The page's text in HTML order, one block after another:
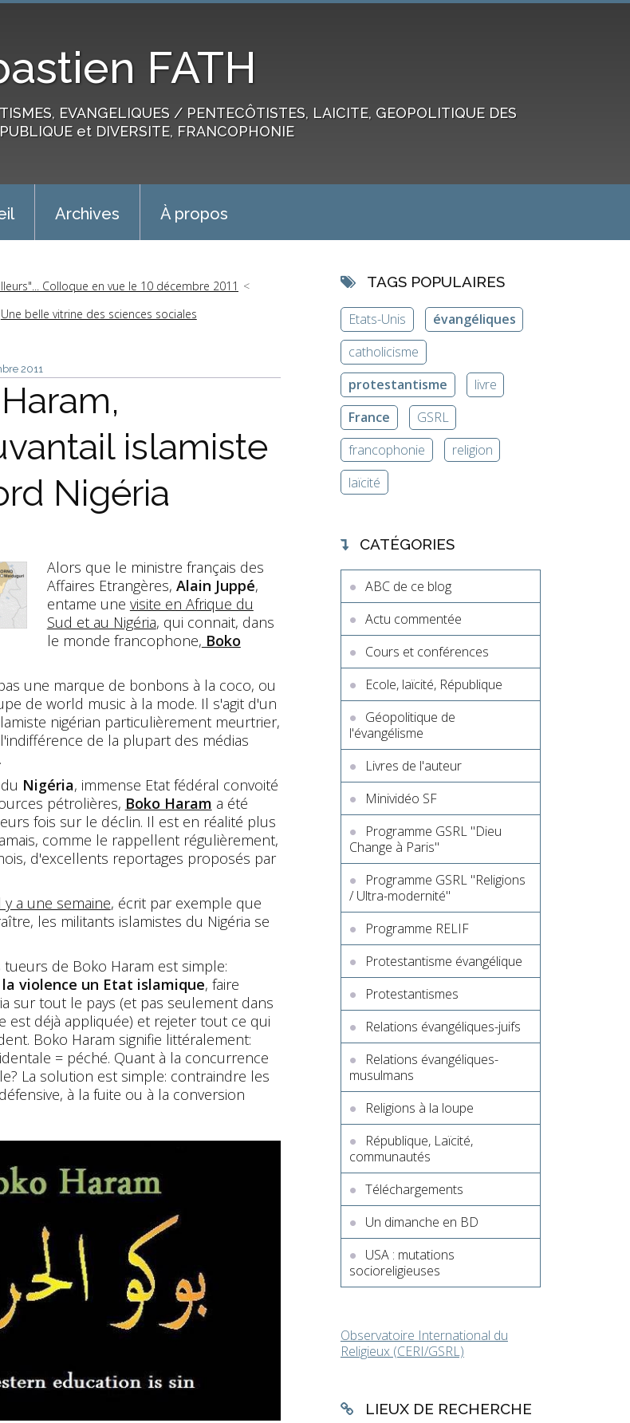
FATH
EVANGELIQUES / PENTECÔTISTES, LAICITE, GEOPOLITIQUE DES
et DIVERSITE, FRANCOPHONIE
Archives À propos
Colloque en vue le 10 décembre 2011
Une belle vitrine des sciences sociales
2011
islamiste
Nigéria
Alors que le ministre français des
Affaires Etrangères, Alain Juppé,
entame une visite en Afrique du
Sud et au Nigéria, qui connait, dans
le monde francophone, Boko
une marque de bonbons à la coco, ou
de world music à la mode. Il s'agit d'un
nigérian particulièrement meurtrier,
de la plupart des médias
Nigéria, immense Etat fédéral convoité
pétrolières, Boko Haram a été
fois sur le déclin. Il est en réalité plus
comme le rappellent régulièrement,
d'excellents reportages proposés par
y a une semaine, écrit par exemple que
les militants islamistes du Nigéria se
tueurs de Boko Haram est simple:
violence un Etat islamique, faire
sur tout le pays (et pas seulement dans
est déjà appliquée) et rejeter tout ce qui
Boko Haram signifie littéralement:
= péché. Quant à la concurrence
La solution est simple: contraindre les
à la fuite ou à la conversion
TAGS POPULAIRES
Etats-Unis
évangéliques
catholicisme
protestantisme
livre
France
GSRL
francophonie
religion
laïcité
CATÉGORIES
ABC de ce blog
Actu commentée
Cours et conférences
Ecole, laïcité, République
Géopolitique de
l'évangélisme
Livres de l'auteur
Minividéo SF
Programme GSRL "Dieu
Change à Paris"
Programme GSRL "Religions
/ Ultra-modernité"
Programme RELIF
Protestantisme évangélique
Protestantismes
Relations évangéliques-juifs
Relations évangéliques-
musulmans
Religions à la loupe
République, Laïcité,
communautés
Téléchargements
Un dimanche en BD
USA : mutations
socioreligieuses
Observatoire International du
Religieux (CERI/GSRL)
LIEUX DE RECHERCHE